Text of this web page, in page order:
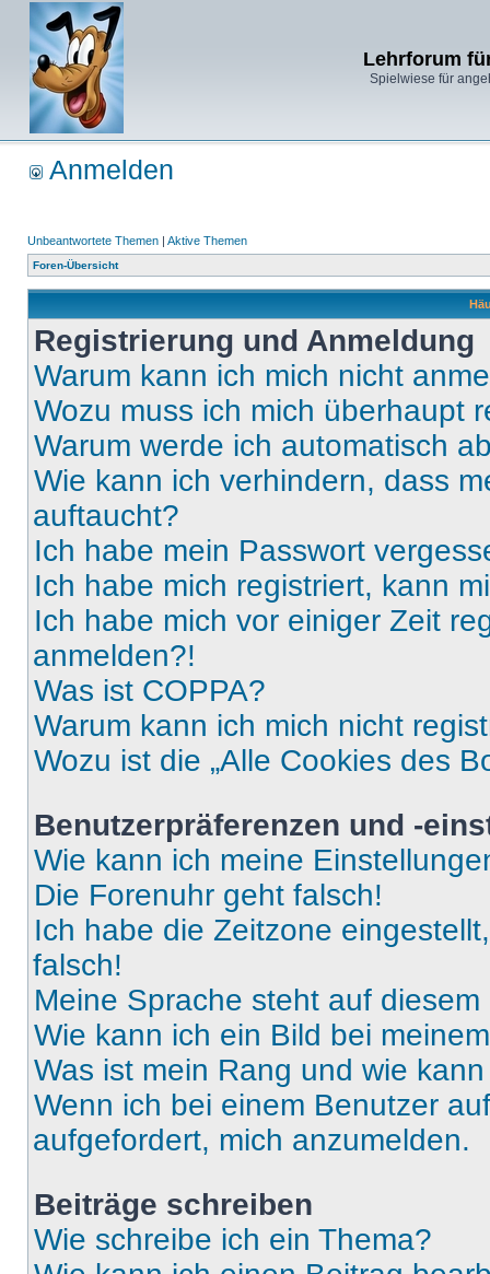
Lehrforum
Spielwiese für
Anmelden
Unbeantwortete Themen | Aktive Themen
Foren-Übersicht
Registrierung und Anmeldung
Warum kann ich mich nicht
Wozu muss ich mich überhaupt
Warum werde ich automatisch
Wie kann ich verhindern, dass
auftaucht?
Ich habe mein Passwort
Ich habe mich registriert, kann
Ich habe mich vor einiger Zeit
anmelden?!
Was ist COPPA?
Warum kann ich mich nicht
Wozu ist die „Alle Cookies des
Benutzerpräferenzen und -
Wie kann ich meine
Die Forenuhr geht falsch!
Ich habe die Zeitzone
falsch!
Meine Sprache steht auf
Wie kann ich ein Bild bei
Was ist mein Rang und wie
Wenn ich bei einem Benutzer
aufgefordert, mich anzumelden.
Beiträge schreiben
Wie schreibe ich ein Thema?